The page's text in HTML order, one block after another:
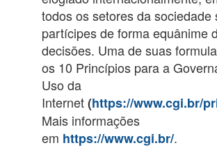
todos os setores da sociedade
partícipes de forma equânime
decisões. Uma de suas
os 10 Princípios para a
Uso da
Internet(https://www.cgi.br/
Mais informações
em https://www.cgi.br/.